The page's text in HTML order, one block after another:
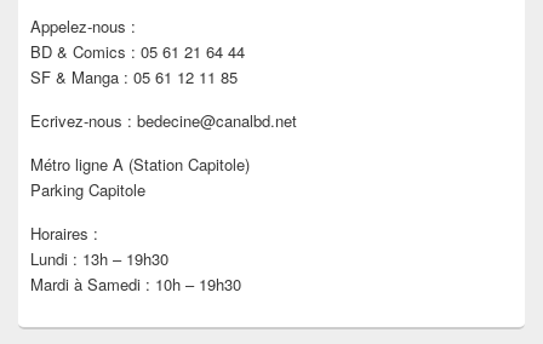
Appelez-nous :
BD & Comics : 05 61 21 64 44
SF & Manga : 05 61 12 11 85
Ecrivez-nous : bedecine@canalbd.net
Métro ligne A (Station Capitole)
Parking Capitole
Horaires :
Lundi : 13h – 19h30
Mardi à Samedi : 10h – 19h30